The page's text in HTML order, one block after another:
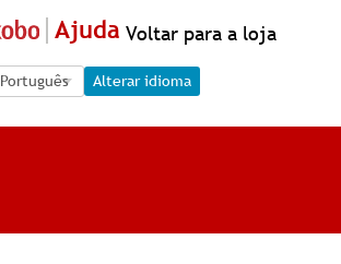
Ajuda Voltar para a loja
Language Selection
Language Selection
Alterar idioma